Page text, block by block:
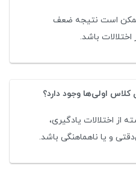
ممکن است نتیجه ضعف
باشد.
کلاس اولی‌ها وجود دارد؟
از اختلالات یادگیری،
و یا ناهماهنگی باشد.